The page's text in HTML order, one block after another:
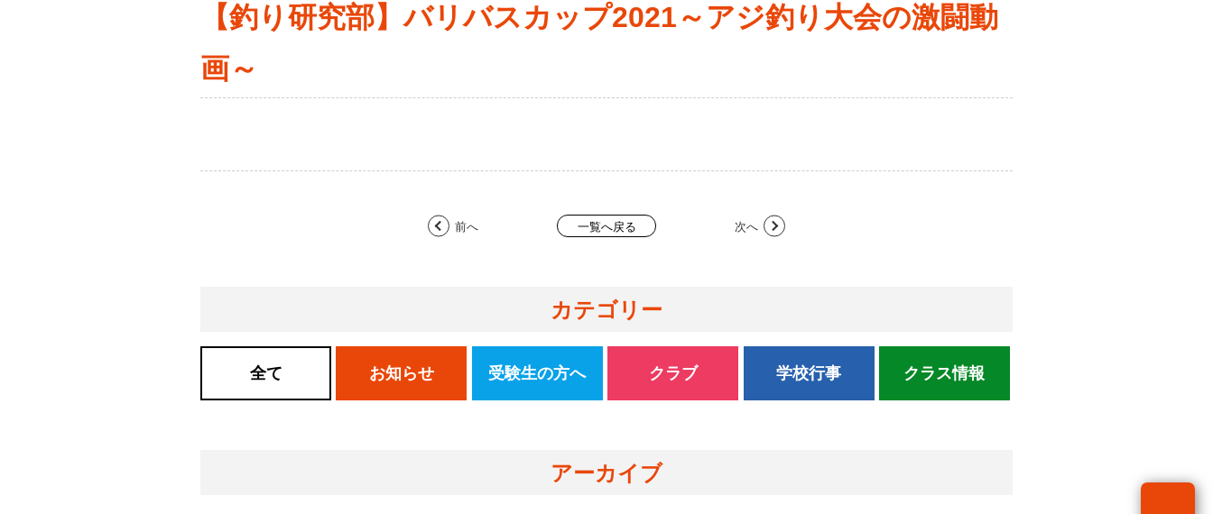
【釣り研究部】バリバスカップ2021～アジ釣り大会の激闘動
画～
前へ 一覧へ戻る 次へ
カテゴリー
全て お知らせ 受験生の方へ クラブ 学校行事 クラス情報
アーカイブ